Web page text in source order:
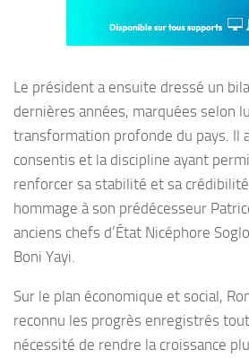
Le président a ensuite dressé un
dernières années, marquées selon
transformation profonde du pays. Il
consentis et la discipline ayant
renforcer sa stabilité et sa
hommage à son prédécesseur
anciens chefs d’État Nicéphore
Boni Yayi.
Sur le plan économique et social,
reconnu les progrès enregistrés
nécessité de rendre la croissance